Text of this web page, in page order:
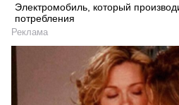
Электромобиль, который
потребления
Реклама